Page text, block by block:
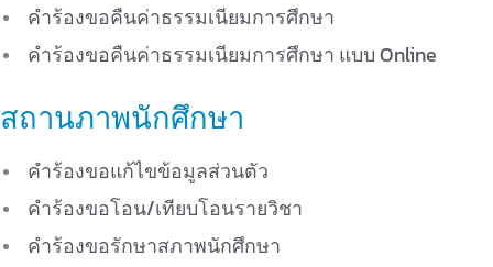
คำร้องขอคืนค่าธรรมเนียมการศึกษา
คำร้องขอคืนค่าธรรมเนียมการศึกษา แบบ Online
สถานภาพนักศึกษา
คำร้องขอแก้ไขข้อมูลส่วนตัว
คำร้องขอโอน/เทียบโอนรายวิชา
คำร้องขอรักษาสภาพนักศึกษา